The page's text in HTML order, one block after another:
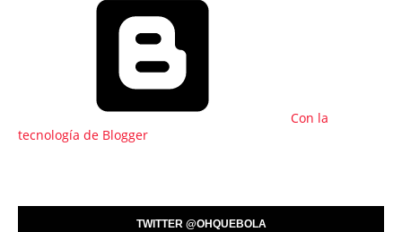
Con la
tecnología de Blogger
TWITTER @OHQUEBOLA